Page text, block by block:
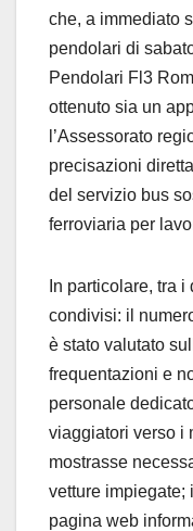
che, a immediato
pendolari di
Pendolari Fl3
ottenuto sia un
l’Assessorato
precisazioni
del servizio bus
ferroviaria per
In particolare, tra
condivisi: il
è stato valutato
frequentazioni e
personale
viaggiatori verso i
mostrasse
vetture impiegate;
pagina web